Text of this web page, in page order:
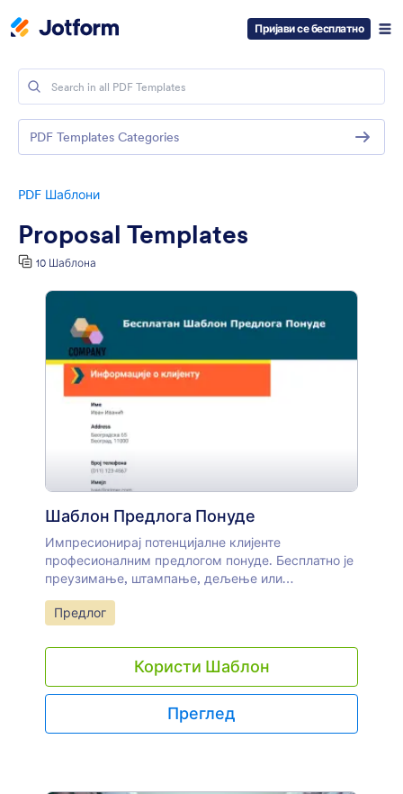
Пријави се бесплатно
PDF Шаблони
Proposal Templates
10 Шаблона
Шаблон Предлога Понуде
Импресионирај потенцијалне клијенте
професионалним предлогом понуде. Бесплатно је
преузимање, штампање, дељење или
прилагођавање изгледа овог шаблона!
Иди на категорију:
Предлог
Користи Шаблон
Преглед
PDF Templates Categories